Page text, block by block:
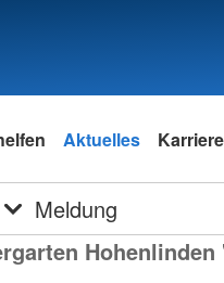
Aktuelles Karriere
Meldung